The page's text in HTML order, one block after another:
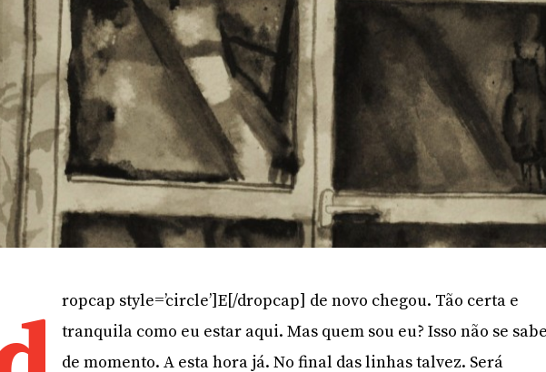
ropcap style=’circle’]E[/dropcap] de novo chegou. Tão certa e
tranquila como eu estar aqui. Mas quem sou eu? Isso não se
de momento. A esta hora já. No final das linhas talvez. Será